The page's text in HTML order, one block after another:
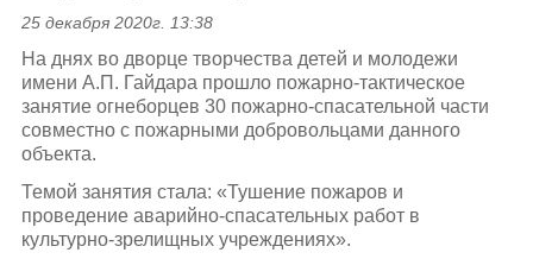
25 декабря 2020г. 13:38
На днях во дворце творчества детей и молодежи
имени А.П. Гайдара прошло пожарно-тактическое
занятие огнеборцев 30 пожарно-спасательной части
совместно с пожарными добровольцами данного
объекта.
Темой занятия стала: «Тушение пожаров и
проведение аварийно-спасательных работ в
культурно-зрелищных учреждениях».